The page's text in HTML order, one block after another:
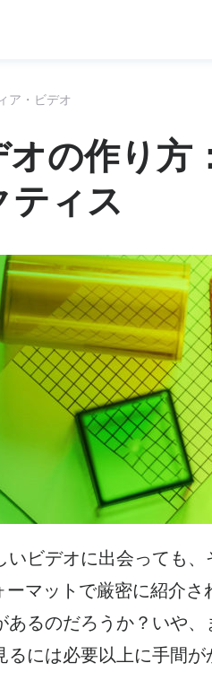
ア・ビデオ
の作り方
ティス
いビデオに出会っても 、
マットで厳密に紹介さ
あるのだろうか？いや
には必要以上に手間が